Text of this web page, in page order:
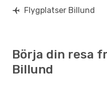
Flygplatser Billund
Börja din resa
Billund